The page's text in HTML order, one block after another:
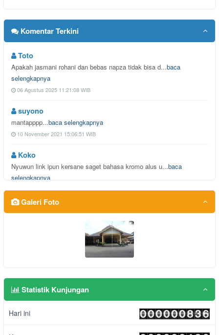
Komentar Terkini
Toto
Apakah jasmani rohani dan bebas napza tidak bisa d...baca
selengkapnya
06 Agustus 2025 11:21:08 WIB
suyono
mantapppp...baca selengkapnya
10 November 2021 15:06:51 WIB
Koko
Nyuwun link ipun kersane saget bahasa kromo alus u...baca
selengkapnya
15 September 2021 14:50:44 WIB
saptadi noviyanto
Alhamdulillah berjalan dengan lancar berkat dukung...
01 September 2021 14:48:49 WIB
Terimakasih Support dan Arahannya ibu ketua TP PKK...baca
selengkapnya
27 Agustus 2021 19:15:07 WIB
Maturnuwun dukungan dan bimbingan dari Kalurahan W...baca
Galeri Foto
Statistik Kunjungan
Hari ini